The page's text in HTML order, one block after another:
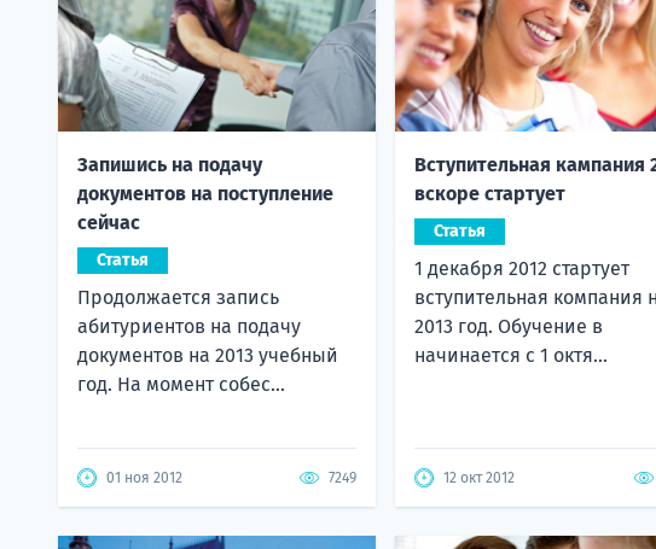
Запишись на подачу
документов на поступление
сейчас
Статья
Продолжается запись
абитуриентов на подачу
документов на 2013 учебный
год. На момент собес...
01 ноя 2012 7249
Вступительная кампания
вскоре стартует
Статья
1 декабря 2012 стартует
вступительная компания
2013 год. Обучение в
начинается с 1 октя...
12 окт 2012